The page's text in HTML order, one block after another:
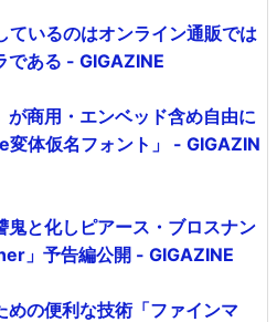
いるのはオンライン通販では
である - GIGAZINE
商用・エンベッド含め自由に
体仮名フォント」 - GIGAZIN
鬼と化しピアース・ブロスナン
」予告編公開 - GIGAZINE
の便利な技術「ファインマ